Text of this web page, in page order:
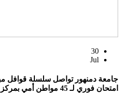
30
Jul
جامعة دمنهور تواصل سلسلة قوافل
امتحان فوري لـ 45 مواطن أمي بمركز الأبعادية ب